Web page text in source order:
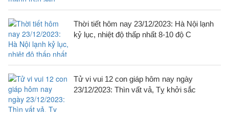
Thời tiết hôm nay 23/12/2023: Hà Nội lạnh
kỷ lục, nhiệt độ thấp nhất 8-10 độ C
Tử vi vui 12 con giáp hôm nay ngày
23/12/2023: Thìn vất vả, Tỵ khởi sắc